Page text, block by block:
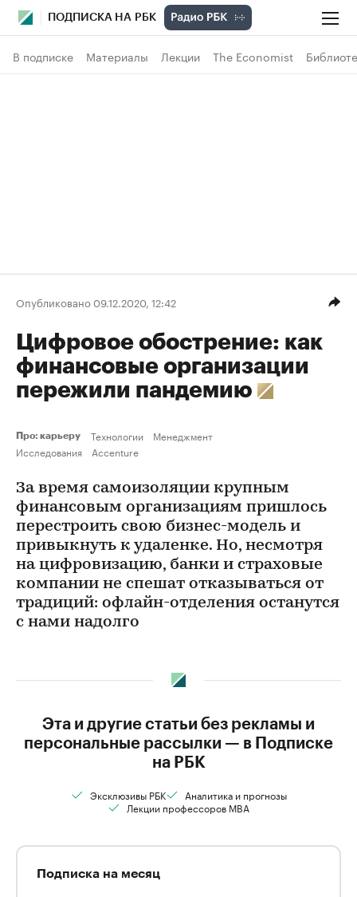
ПОДПИСКА НА РБК
В подписке Материалы Лекции The Economist
Опубликовано 09.12.2020, 12:42
Цифровое обострение: как
финансовые организации
пережили пандемию
Про: карьеру Технологии
Менеджмент
Исследования
Accenture
За время самоизоляции крупным
финансовым организациям пришлось
перестроить свою бизнес-модель и
привыкнуть к удаленке. Но, несмотря
на цифровизацию, банки и страховые
компании не спешат отказываться от
традиций: офлайн-отделения останутся
с нами надолго
Эта и другие статьи без рекламы и
персональные рассылки — в Подписке
на РБК
Эксклюзивы РБК
Аналитика и прогнозы
Лекции профессоров MBA
Подписка на месяц